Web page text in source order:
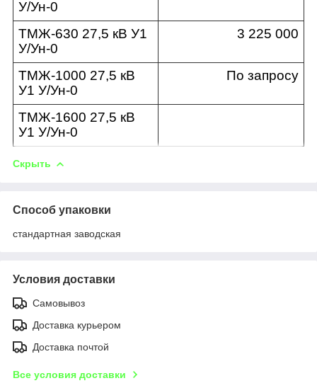
У/Ун-0
ТМЖ-630 27,5 кВ У1
У/Ун-0
3 225 000
ТМЖ-1000 27,5 кВ
У1 У/Ун-0
По запросу
ТМЖ-1600 27,5 кВ
У1 У/Ун-0
Скрыть
Способ упаковки
стандартная заводская
Условия доставки
Самовывоз
Доставка курьером
Доставка почтой
Все условия доставки